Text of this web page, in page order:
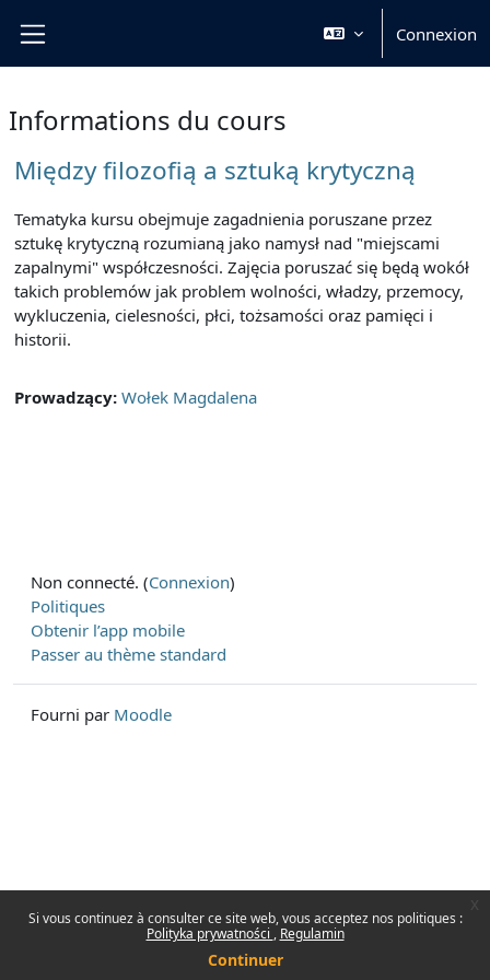
Si vous continuez à consulter ce site web, vous acceptez nos politiques :
Polityka prywatności
Regulamin
Continuer
Connexion
Informations du cours
Między filozofią a sztuką krytyczną
Tematyka kursu obejmuje zagadnienia poruszane przez
sztukę krytyczną rozumianą jako namysł nad "miejscami
zapalnymi" współczesności. Zajęcia poruszać się będą wokół
takich problemów jak problem wolności, władzy, przemocy,
wykluczenia, cielesności, płci, tożsamości oraz pamięci i
historii.
Prowadzący: Wołek Magdalena
Non connecté. (Connexion)
Politiques
Obtenir l’app mobile
Passer au thème standard
Fourni par Moodle